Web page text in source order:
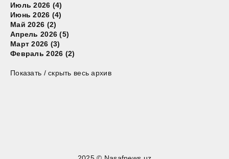
Июль 2026 (4)
Июнь 2026 (4)
Май 2026 (2)
Апрель 2026 (5)
Март 2026 (3)
Февраль 2026 (2)
Показать / скрыть весь архив